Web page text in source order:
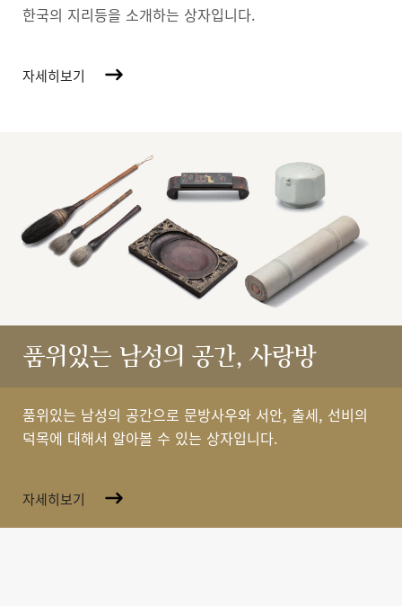
한국의 지리등을 소개하는 상자입니다.
자세히보기
품위있는 남성의 공간, 사랑방
품위있는 남성의 공간으로 문방사우와 서안, 출세, 선비의
덕목에 대해서 알아볼 수 있는 상자입니다.
자세히보기